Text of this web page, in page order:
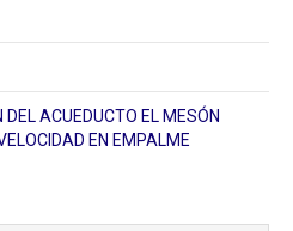
ACUEDUCTO EL MESÓN
EN EMPALME